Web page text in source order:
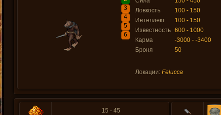
3
4
5
6
Ловкость
100 - 150
Интеллект
100 - 150
Известность 600 - 1000
Карма
-3000 - -3400
Броня
50
Локации: Felucca
15 - 45